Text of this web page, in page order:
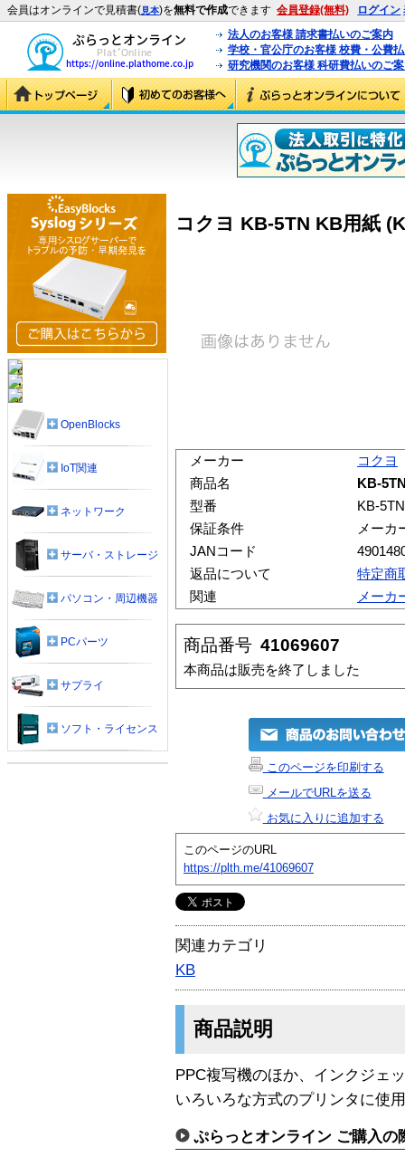
会員はオンラインで見積書(見本)を無料で作成できます 会員登録(無料) ログイン
法人のお客様 請求書払いのご案内
学校・官公庁のお客様 校費・公費
研究機関のお客様 科研費払いのご
コクヨ KB-5TN KB用紙
メーカー
コクヨ
商品名
KB-
型番
KB-5TN
保証条件
メーカ
JANコード
返品について
特定商
関連
メーカ
商品番号 41069607
本商品は販売を終了しました
このページを印刷する
メールでURLを送る
お気に入りに追加する
このページのURL
https://plth.me/41069607
関連カテゴリ
KB
商品説明
PPC複写機のほか、インクジェ
いろいろな方式のプリンタに使
ぷらっとオンライン ご購入の
OpenBlocks
IoT関連
ネットワーク
サーバ・ストレージ
パソコン・周辺機器
PCパーツ
サプライ
ソフト・ライセンス